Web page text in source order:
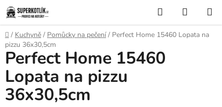
Přejít
na
obsah
Hledat
KOŠÍK
Domů
/ Kuchyně / Pomůcky na pečení / Perfect Home 15460 Lopata na
pizzu 36x30,5cm
Perfect Home 15460
Lopata na pizzu
36x30,5cm